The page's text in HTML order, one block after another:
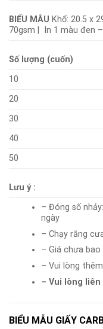
BIỂU MẪU Khổ: 20.5 x
70gsm | In 1 màu đen
Số lượng (cuốn)
10
20
30
40
50
Lưu ý :
– Đóng số
ngày
– Chạy răng
– Giá chưa
– Vui lòng
– Vui lòng liên
BIỂU MẪU GIẤY